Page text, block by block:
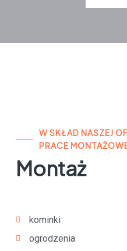
W SKŁAD NASZEJ
PRACE
Montaż
kominki
ogrodzenia